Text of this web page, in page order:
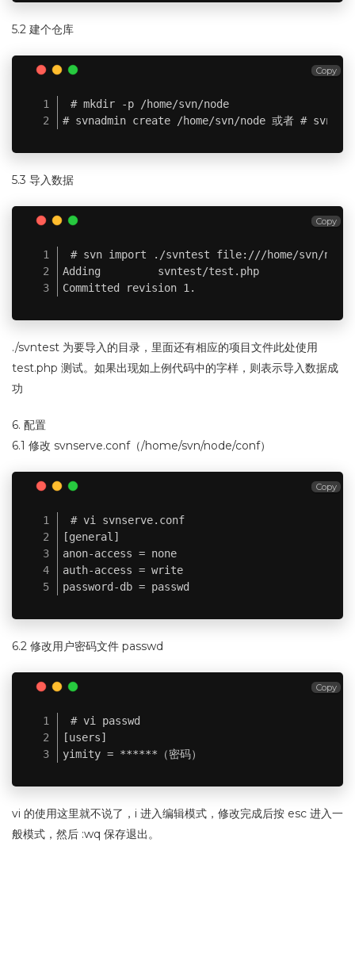
5.2 建个仓库
# mkdir -p /home/svn/node
# svnadmin create /home/svn/node 或者 #
Copy
5.3 导入数据
# svn import ./svntest file:///home/svn/
Adding         svntest/test.php
Committed revision 1.
Copy
./svntest 为要导入的目录，里面还有相应的项目文件此处使用
test.php 测试。如果出现如上例代码中的字样，则表示导入数据成
功
6. 配置
6.1 修改 svnserve.conf（/home/svn/node/conf）
# vi svnserve.conf
[general]
anon-access = none
auth-access = write
password-db = passwd
Copy
6.2 修改用户密码文件 passwd
# vi passwd
[users]
yimity = ******（密码）
Copy
vi 的使用这里就不说了，i 进入编辑模式，修改完成后按 esc 进入一
般模式，然后 :wq 保存退出。